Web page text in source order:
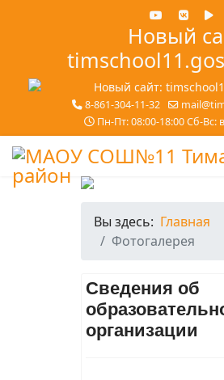
Новый
8-861-304-11-32
Пн-Пт: 08:00-18:00 Сб-Вс:
Вы здесь: Главная
Фотогалерея
Сведения об
организации